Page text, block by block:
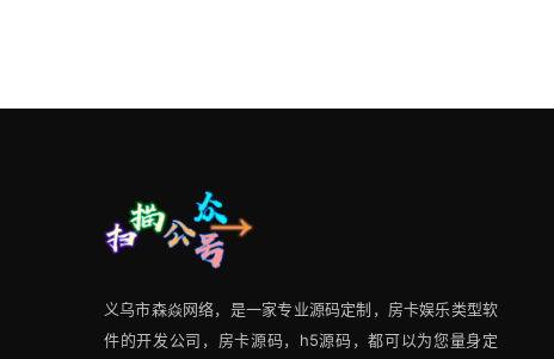
义乌市森焱网络，是一家专业源码定制，房卡娱乐类型软
件的开发公司，房卡源码，h5源码，都可以为您量身定